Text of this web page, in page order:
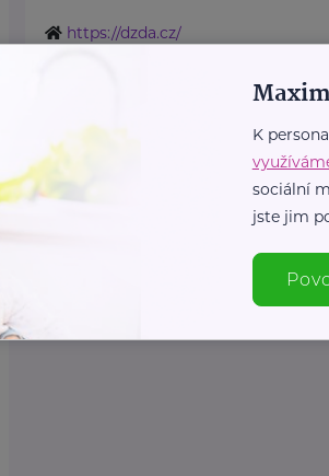
https://dzda.cz/
K
sociální
jste jim